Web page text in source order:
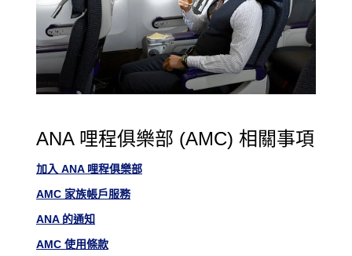
ANA 哩程俱樂部 (AMC) 相關事項
加入 ANA 哩程俱樂部
AMC 家族帳戶服務
ANA 的通知
AMC 使用條款